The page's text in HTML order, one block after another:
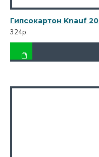
324р.